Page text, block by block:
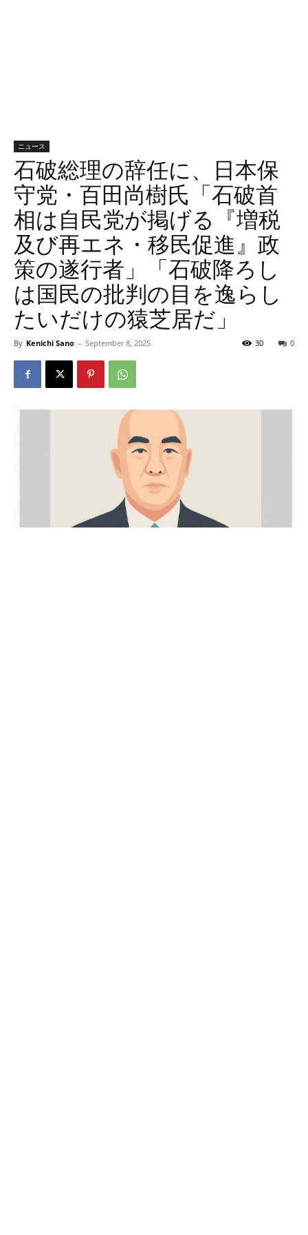
ニュース
石破総理の辞任に、日本保
守党・百田尚樹氏「石破首
相は自民党が掲げる『増税
及び再エネ・移民促進』政
策の遂行者」「石破降ろし
は国民の批判の目を逸らし
たいだけの猿芝居だ」
By Kenichi Sano - September 8, 2025 0
30